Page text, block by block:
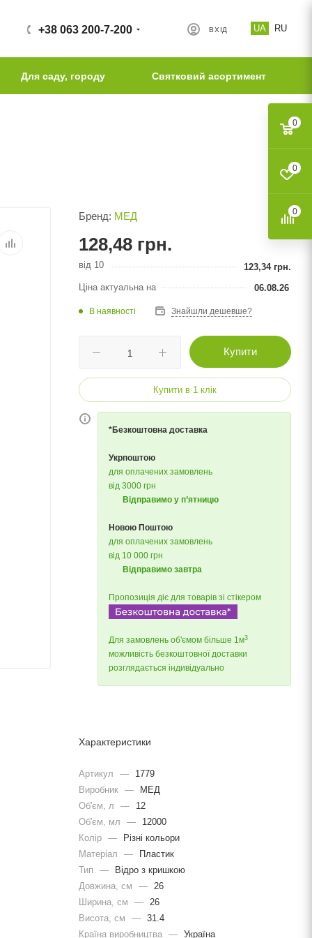
UA RU
ВХІД
+38 063 200-7-200
Для саду, городу Святковий асортимент
Бренд: МЕД
128,48 грн.
від 10 123,34грн.
Ціна актуальна на
06.08.26
В наявності Знайшли дешевше?
Купити
Купити в 1 клік
*Безкоштовна доставка
Укрпоштою
для оплачених замовлень
від 3000 грн
Відправимо у п’ятницю
Новою Поштою
для оплачених замовлень
від 10 000 грн
Відправимо завтра
Пропозиція діє для товарів зі стікером
Для замовлень об'ємом більше 1м3
можливість безкоштовної доставки
розглядається індивідуально
Характеристики
Артикул —
1779
Виробник —
МЕД
Об'єм, л
—
12
Об'єм, мл
—
12000
Колір —
Різні кольори
Матеріал
—
Пластик
Тип
—
Відро з кришкою
Довжина, cм
—
26
Ширина, cм
—
26
Висота, см
— 31.4
Країна виробництва — Україна
0
0
0